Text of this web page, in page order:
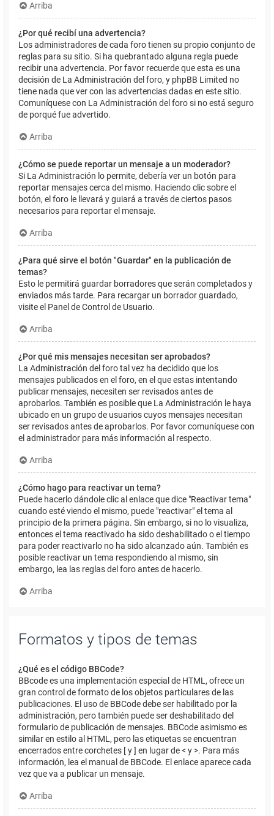
Arriba
¿Por qué recibí una advertencia?
Los administradores de cada foro tienen su propio conjunto de
reglas para su sitio. Si ha quebrantado alguna regla puede
recibir una advertencia. Por favor recuerde que esta es una
decisión de La Administración del foro, y phpBB Limited no
tiene nada que ver con las advertencias dadas en este sitio.
Comuníquese con La Administración del foro si no está seguro
de porqué fue advertido.
Arriba
¿Cómo se puede reportar un mensaje a un moderador?
Si La Administración lo permite, debería ver un botón para
reportar mensajes cerca del mismo. Haciendo clic sobre el
botón, el foro le llevará y guiará a través de ciertos pasos
necesarios para reportar el mensaje.
Arriba
¿Para qué sirve el botón "Guardar" en la publicación de
temas?
Esto le permitirá guardar borradores que serán completados y
enviados más tarde. Para recargar un borrador guardado,
visite el Panel de Control de Usuario.
Arriba
¿Por qué mis mensajes necesitan ser aprobados?
La Administración del foro tal vez ha decidido que los
mensajes publicados en el foro, en el que estas intentando
publicar mensajes, necesiten ser revisados antes de
aprobarlos. También es posible que La Administración le haya
ubicado en un grupo de usuarios cuyos mensajes necesitan
ser revisados antes de aprobarlos. Por favor comuníquese con
el administrador para más información al respecto.
Arriba
¿Cómo hago para reactivar un tema?
Puede hacerlo dándole clic al enlace que dice "Reactivar tema"
cuando esté viendo el mismo, puede "reactivar" el tema al
principio de la primera página. Sin embargo, si no lo visualiza,
entonces el tema reactivado ha sido deshabilitado o el tiempo
para poder reactivarlo no ha sido alcanzado aún. También es
posible reactivar un tema respondiendo al mismo, sin
embargo, lea las reglas del foro antes de hacerlo.
Arriba
Formatos y tipos de temas
¿Qué es el código BBCode?
BBcode es una implementación especial de HTML, ofrece un
gran control de formato de los objetos particulares de las
publicaciones. El uso de BBCode debe ser habilitado por la
administración, pero también puede ser deshabilitado del
formulario de publicación de mensajes. BBCode asimismo es
similar en estilo al HTML, pero las etiquetas se encuentran
encerrados entre corchetes [ y ] en lugar de < y >. Para más
información, lea el manual de BBCode. El enlace aparece cada
vez que va a publicar un mensaje.
Arriba